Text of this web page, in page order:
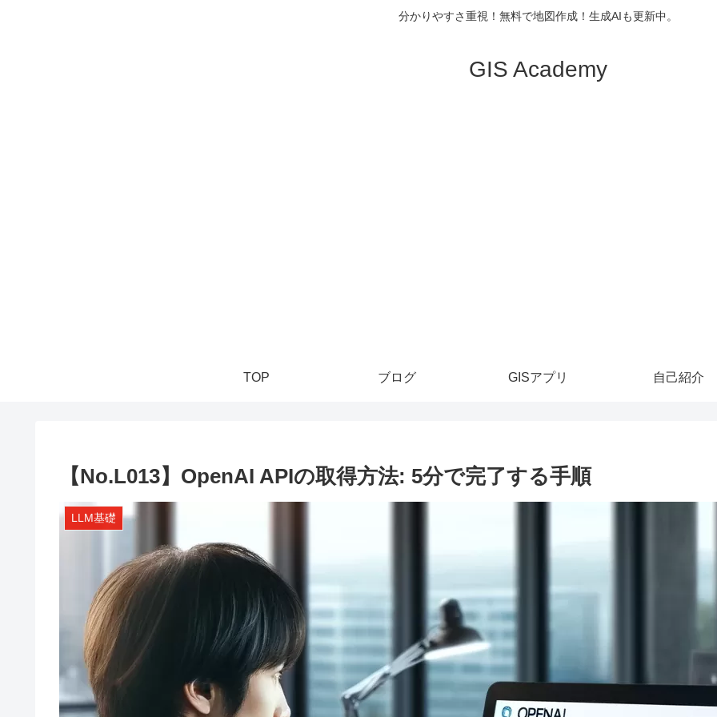
分かりやすさ重視！無料で地図作成！生成AIも更新中。
GIS Academy
TOP ブログ GISアプリ 自己紹介
【No.L013】OpenAI APIの取得方法: 5分で完了する手順
LLM基礎